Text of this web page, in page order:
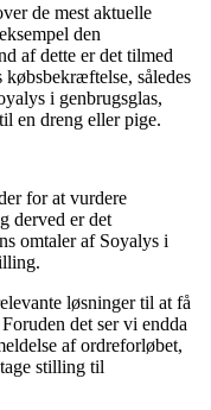
de mest aktuelle
den
af dette er det tilmed
købsbekræftelse, således
i genbrugsglas,
en dreng eller pige.
for at vurdere
derved er det
omtaler af Soyalys i
løsninger til at få
det ser vi endda
af ordreforløbet,
stilling til